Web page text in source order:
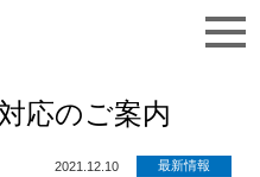
応のご案内
2021.12.10 最新情報